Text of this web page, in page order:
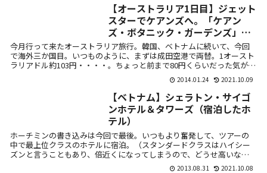
【オーストラリア1日目】ジェット
スターでケアンズへ。「ケアン
ズ・ボタニック・ガーデンズ」で
珍しい植物を鑑賞。
今月行って来たオーストラリア旅行。韓国、ベトナムに続いて、今回
で海外三か国目。いつものように、まずは成田空港で両替。1オースト
ラリアドル約103円・・・・。ちょっと前まで80円くらいだった気がし
2014.01.24 2021.10.09
【ベトナム】シェラトン・サイゴ
ンホテル＆タワーズ（宿泊したホ
テル）
ホーチミンの書き込みは今回で最後。いつもより奮発して、ツアーの
中で最上位クラスのホテルに宿泊。（スタンダードクラスはハイシー
ズンと言うこともあり、倍近くになってしまうので、どうせ高いなら
2013.08.31 2021.10.08